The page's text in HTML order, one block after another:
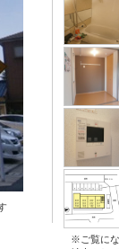
※ご覧に